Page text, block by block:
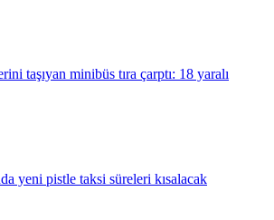
taşıyan minibüs tıra çarptı: 18 yaralı
yeni pistle taksi süreleri kısalacak